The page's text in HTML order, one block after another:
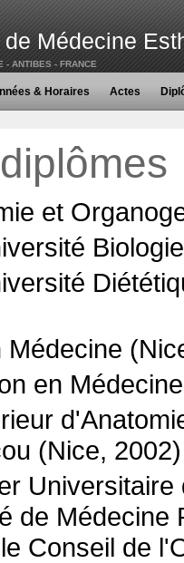
Médecine
- ANTIBES - FRANCE
& Horaires Actes
et
Médecine
en
(Nice, 2002)
de Médecine
Conseil de